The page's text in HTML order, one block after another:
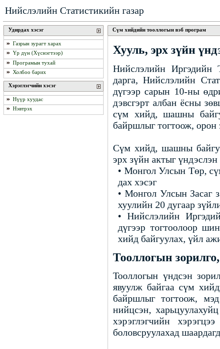
Нийслэлийн Статистикийн газар
Удирдах хэсэг
Газрын зурагт харах
Үр дүн (Хүснэгтээр)
Програмын тухай
Холбоо барих
Хэрэглэгчийн хэсэг
Нүүр хуудас
Нэвтрэх
Сүм хийдийн тооллогын вэб програм
Хууль, эрх зүйн
Нийслэлийн Иргэдийн
дарга, Нийслэлийн
дүгээр сарын 10-ны
дэвсгэрт албан ёсны
сүм хийд, шашны
байршлыг тогтоож, орон
Сүм хийд, шашны
эрх зүйн актыг
• Монгол Улсын Төр,
дах хэсэг
• Монгол Улсын Засаг
хуулийн 20 дугаар
• Нийслэлийн
дүгээр тогтоолоор
хийд байгуулах, үйл
Тооллогын
Тооллогын үндсэн
явуулж байгаа сүм
байршлыг тогтоож,
нийцсэн,
хэрэглэгчийн
боловсруулахад